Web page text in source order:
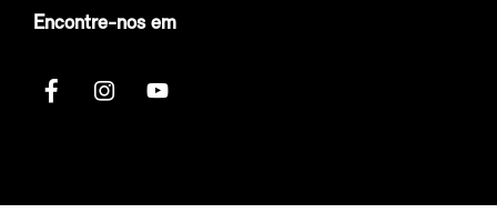
Encontre-nos em